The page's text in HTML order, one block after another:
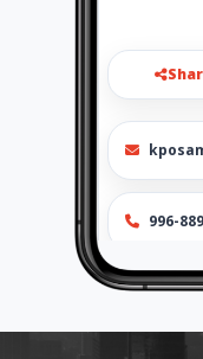
996-
http://